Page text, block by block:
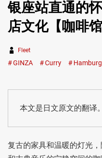
银座站直通的
店文化【咖啡馆
Fleet
GINZA Curry
本文是日文原文的翻译。
复古的家具和温暖的灯光